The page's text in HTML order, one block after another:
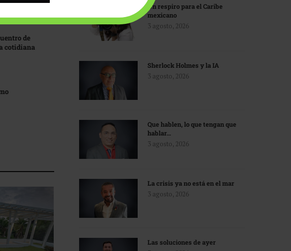
de
cotidiana
Un respiro para el Caribe
mexicano
3 agosto, 2026
Sherlock Holmes y la IA
3 agosto, 2026
Que hablen, lo que tengan que
hablar…
3 agosto, 2026
La crisis ya no está en el mar
3 agosto, 2026
Las soluciones de ayer